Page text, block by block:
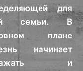
для
семьи. В
плане
начинает
и